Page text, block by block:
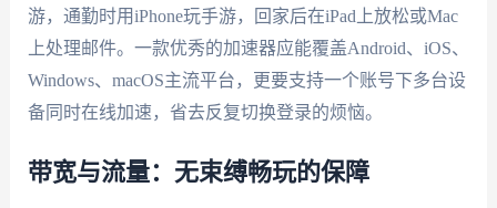
游，通勤时用iPhone玩手游，回家后在iPad上放松或Mac
上处理邮件。一款优秀的加速器应能覆盖Android、iOS、
Windows、macOS主流平台，更要支持一个账号下多台设
备同时在线加速，省去反复切换登录的烦恼。
带宽与流量：无束缚畅玩的保障